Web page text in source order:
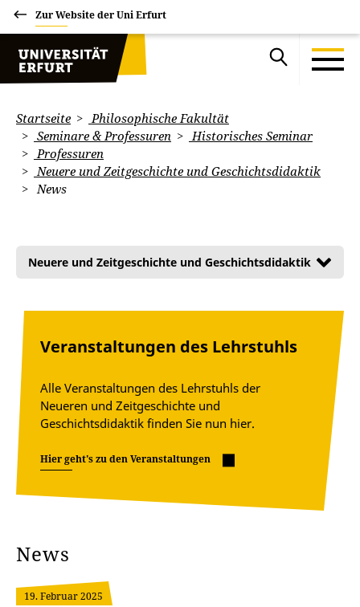
Zur Website der Uni Erfurt
Startseite
Philosophische Fakultät
Seminare & Professuren
Historisches Seminar
Professuren
Neuere und Zeitgeschichte und Geschichtsdidaktik
News
Neuere und Zeitgeschichte und Geschichtsdidaktik
Veranstaltungen des Lehrstuhls
Alle Veranstaltungen des Lehrstuhls der
Neueren und Zeitgeschichte und
Geschichtsdidaktik finden Sie nun hier.
Hier geht's zu den Veranstaltungen
News
19. Februar 2025